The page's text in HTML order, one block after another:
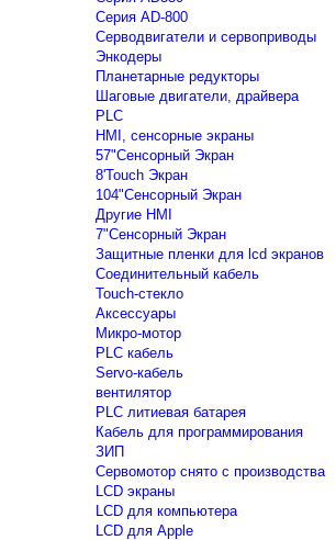
Серия AD-800
Серводвигатели и сервоприводы
Энкодеры
Планетарные редукторы
Шаговые двигатели, драйвера
PLC
HMI, сенсорные экраны
57"Сенсорный Экран
8'Touch Экран
104"Сенсорный Экран
Другие HMI
7"Сенсорный Экран
Защитные пленки для lcd экранов
Соединительный кабель
Touch-стекло
Аксессуары
Микро-мотор
PLC кабель
Servo-кабель
вентилятор
PLC литиевая батарея
Кабель для программирования
ЗИП
Сервомотор снято с производства
LCD экраны
LCD для компьютера
LCD для Apple